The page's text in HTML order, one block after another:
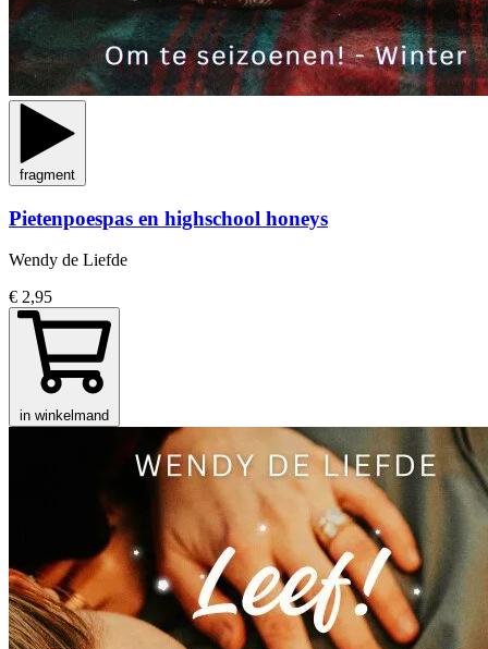
fragment
Pietenpoespas en highschool honeys
Wendy de Liefde
€ 2,95
in winkelmand